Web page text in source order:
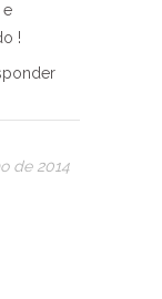
e
!
de 2014